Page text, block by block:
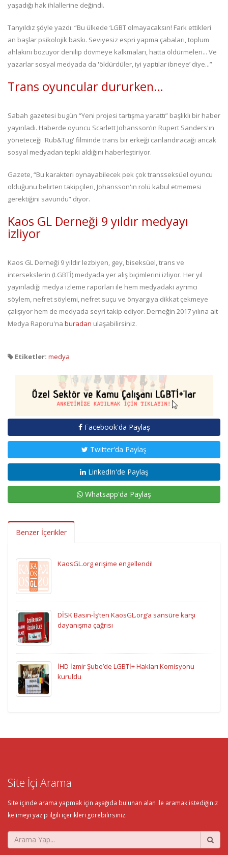
yaşadığı hak ihlallerine değindi.
Tanyıldız şöyle yazdı: “Bu ülkede ‘LGBT olmayacaksın! Fark ettikleri
an başlar psikolojik baskı. Seviyesiz espri yapma çabaları, toplum
ahlakını bozuyor denilip dövmeye kalkmaları, hatta öldürmeleri... Ve
yazarlar sosyal medyada da 'öldürdüler, iyi yaptılar ibneye’ diye...”
Trans oyuncular dururken…
Sabah gazetesi bugün “Yeni projesi tartışma yarattı” başlıklı bir haber
yayınladı. Haberde oyuncu Scarlett Johansson’ın Rupert Sanders'ın
yöneteceği 'Rub&Tug' filminde trans bir erkeği canlandıracağı ancak
sosyal medyadan tepki aldığını haberleştiriyor.
Gazete, “Bu karakteri oynayabilecek pek çok transseksüel oyuncu
olduğunu belirten takipçileri, Johansson'ın rolü kabul etmemesi
gerektiğini savundu” diyor.
Kaos GL Derneği 9 yıldır medyayı
izliyor
Kaos GL Derneği 9 yıldır lezbiyen, gey, biseksüel, trans ve
intersekslerin (LGBTİ) medyada yer alış biçimlerini izliyor. Her yıl
yayınladığı medya izleme raporları ile hem medyadaki ayrımcı
söylem, nefret söylemi, nefret suçu ve önyargıya dikkat çekmeye
çalışıyor hem de medyada seyri takip ediyor. Derneğin 2017 yılına ait
Medya Raporu'na buradan ulaşabilirsiniz.
Etiketler: medya
Facebook'da Paylaş
Twitter'da Paylaş
LinkedIn'de Paylaş
Whatsapp'da Paylaş
Benzer İçerikler
KaosGL.org erişime engellendi!
DİSK Basın-İş’ten KaosGL.org’a sansüre karşı
dayanışma çağrısı
İHD İzmir Şube’de LGBTİ+ Hakları Komisyonu
kuruldu
Site İçi Arama
Site içinde arama yapmak için aşağıda bulunan alan ile aramak istediğiniz
kelimeyi yazıp ilgili içerikleri görebilirsiniz.